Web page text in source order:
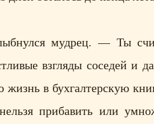
мудрец. — Ты
взгляды соседей и
жизнь в бухгалтерскую
прибавить или